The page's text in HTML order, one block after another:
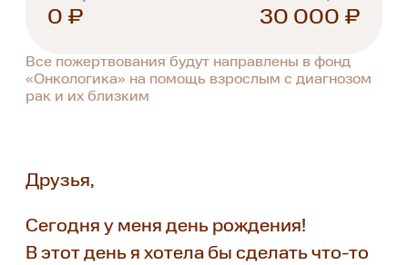
0 ₽ 30 000 ₽
Все пожертвования будут направлены в фонд
«Онкологика» на помощь взрослым с диагнозом
рак и их близким
Друзья,
Сегодня у меня день рождения!
В этот день я хотела бы сделать что-то